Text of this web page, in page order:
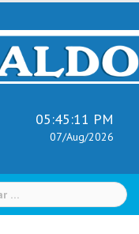
05:45:12 PM
07/Aug/2026